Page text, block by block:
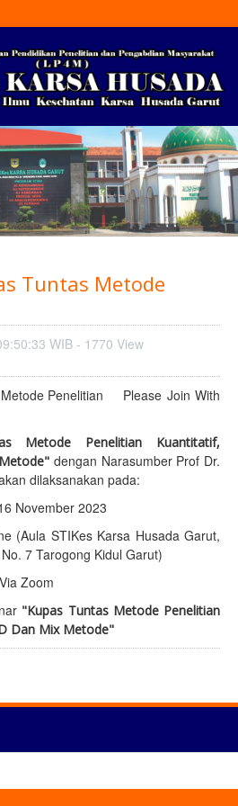
Tuntas Metode
WIB - 1770 View
Please Join With
Metode Penelitian Kuantitatif,
dengan Narasumber Prof Dr.
dilaksanakan pada:
November 2023
STIKes Karsa Husada Garut,
7 Tarogong Kidul Garut)
"Kupas Tuntas Metode Penelitian
Dan Mix Metode"